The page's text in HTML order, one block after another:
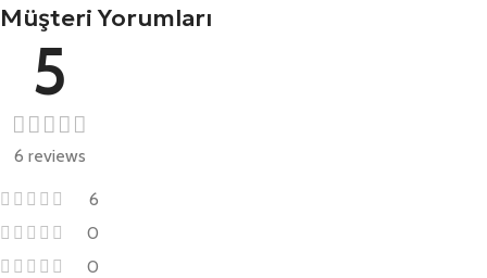
Müşteri Yorumları
5
6 reviews
6
0
0